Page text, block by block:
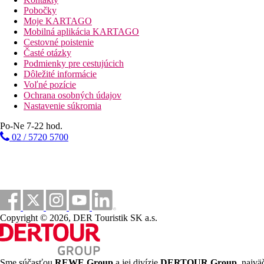
Apartmán King Excellence:
Izby sú vybavené manželskou posteľou, varnou kanvicou
plochou obrazovkou. Kúpeľňa so sprchou.
Vzdialenosti
14 km
Vzdialenosť od najbližšieho letiska
Pláž
Pobočky
Moje KARTAGO
Mobilná aplikácia KARTAGO
Cestovné poistenie
Časté otázky
Podmienky pre cestujúcich
Dôležité informácie
Voľné pozície
Ochrana osobných údajov
Nastavenie súkromia
Po-Ne 7-22 hod.
02 / 5720 5700
Copyright © 2026, DER Touristik SK a.s.